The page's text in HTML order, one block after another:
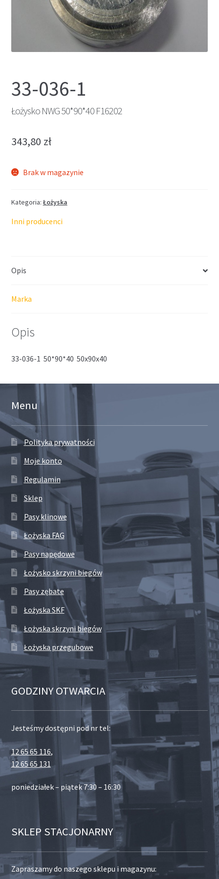
33-036-1
Łożysko NWG 50*90*40 F16202
343,80 zł
Brak w magazynie
Kategoria: Łożyska
Inni producenci
Opis
Marka
Opis
33-036-1 50*90*40 50x90x40
Menu
Polityka prywatności
Moje konto
Regulamin
Sklep
Pasy klinowe
Łożyska FAG
Pasy napędowe
Łożysko skrzyni biegów
Pasy zębate
Łożyska SKF
Łożyska skrzyni biegów
Łożyska przegubowe
GODZINY OTWARCIA
Jesteśmy dostępni pod nr tel:
12 65 65 116,
12 65 65 131
poniedziałek – piątek 7:30 – 16:30
SKLEP STACJONARNY
Zapraszamy do naszego sklepu i magazynu: